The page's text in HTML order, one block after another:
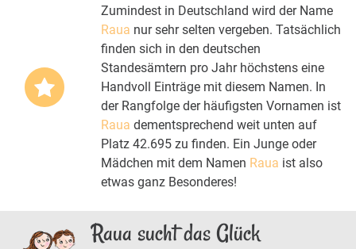
Zumindest in Deutschland wird der Name
Raua nur sehr selten vergeben. Tatsächlich
finden sich in den deutschen
Standesämtern pro Jahr höchstens eine
Handvoll Einträge mit diesem Namen. In
der Rangfolge der häufigsten Vornamen ist
Raua dementsprechend weit unten auf
Platz 42.695 zu finden. Ein Junge oder
Mädchen mit dem Namen Raua ist also
etwas ganz Besonderes!
Raua sucht das Glück